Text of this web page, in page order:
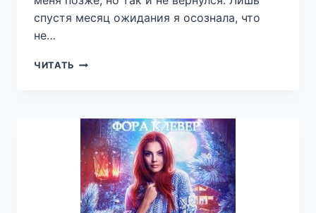
спустя месяц ожидания я осознала, что
не…
ЧИТАТЬ СТРОПТИВАЯ
ДАРЬЯ
СИРЕНИНА